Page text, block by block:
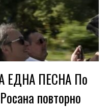
ЕДНА ПЕСНА По
повторно